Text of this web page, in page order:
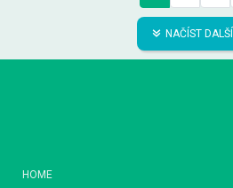
NAČÍST DALŠÍ
HOME